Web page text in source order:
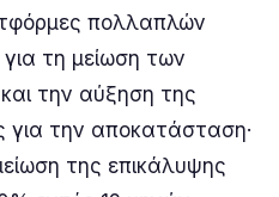
πολλαπλών
τη μείωση των
την αύξηση της
για την αποκατάσταση·
της επικάλυψης